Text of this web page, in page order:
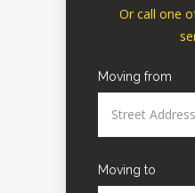
Or call one
Moving from
Moving to